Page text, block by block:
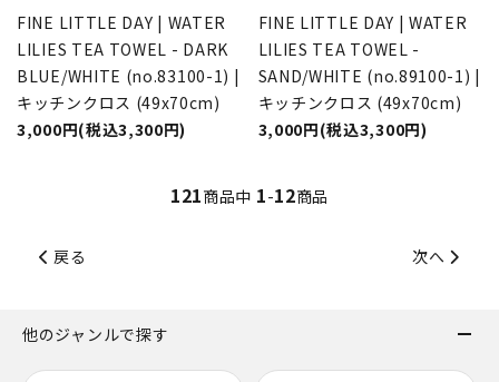
FINE LITTLE DAY | WATER
LILIES TEA TOWEL - DARK
BLUE/WHITE (no.83100-1) |
キッチンクロス (49x70cm)
3,000円(税込3,300円)
FINE LITTLE DAY | WATER
LILIES TEA TOWEL -
SAND/WHITE (no.89100-1) |
キッチンクロス (49x70cm)
3,000円(税込3,300円)
121商品中 1-12商品
戻る 次へ
他のジャンルで探す